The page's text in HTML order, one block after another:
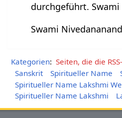
durchgeführt.
Swami
Kategorien: Seiten, die die
Sanskrit
Spiritueller Name
Spiritueller Name Lakshmi
Spiritueller Name Lakshmi